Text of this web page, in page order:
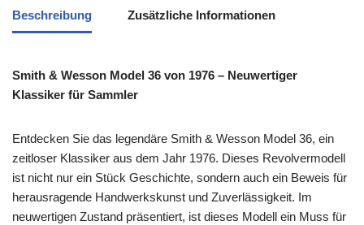
Beschreibung Zusätzliche Informationen
Smith & Wesson Model 36 von 1976 – Neuwertiger
Klassiker für Sammler
Entdecken Sie das legendäre Smith & Wesson Model 36, ein
zeitloser Klassiker aus dem Jahr 1976. Dieses Revolvermodell
ist nicht nur ein Stück Geschichte, sondern auch ein Beweis für
herausragende Handwerkskunst und Zuverlässigkeit. Im
neuwertigen Zustand präsentiert, ist dieses Modell ein Muss für